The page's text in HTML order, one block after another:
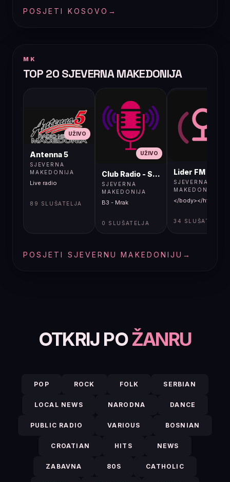
POSJETI KOSOVO →
MK
TOP 20 SJEVERNA MAKEDONIJA
UŽIVO
Antenna 5
SJEVERNA
MAKEDONIJA
Live radio
89 SLUŠATELJA
UŽIVO
Club Radio - Skopje, Mcedonia
SJEVERNA
MAKEDONIJA
B3 - Mrak
0 SLUŠATELJA
Lider FM 107,4
SJEVERNA
MAKEDONIJA
</body></html>
34 SLUŠATELJA
POSJETI SJEVERNU MAKEDONIJU →
OTKRIJ POŽANRU
POP ROCK FOLK SERBIAN
LOCAL NEWS NARODNA DANCE
PUBLIC RADIO VARIOUS BOSNIAN
CROATIAN HITS NEWS
ZABAVNA 80S CATHOLIC